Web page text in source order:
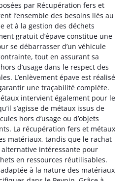
par Récupération fers et
l’ensemble des besoins liés au
et à la gestion des déchets
gratuit d’épave constitue une
se débarrasser d’un véhicule
tout en assurant sa
d’usage dans le respect des
L’enlèvement épave est réalisé
une traçabilité complète.
intervient également pour le
s’agisse de métaux issus de
hors d’usage ou d’objets
La récupération fers et métaux
matériaux, tandis que le rachat
intéressante pour
en ressources réutilisables.
à la nature des matériaux